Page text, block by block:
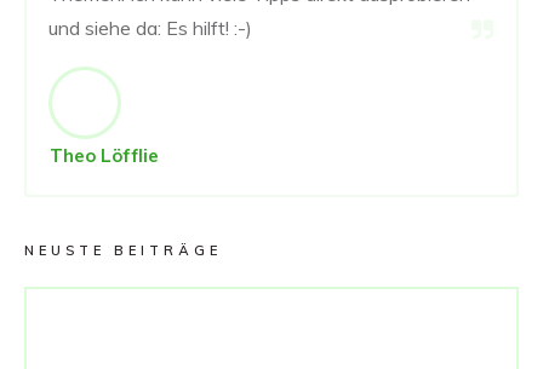
und siehe da: Es hilft! :-)
Theo Löfflie
NEUSTE BEITRÄGE